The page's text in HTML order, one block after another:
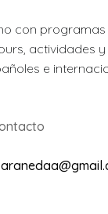
con programas
actividades
e